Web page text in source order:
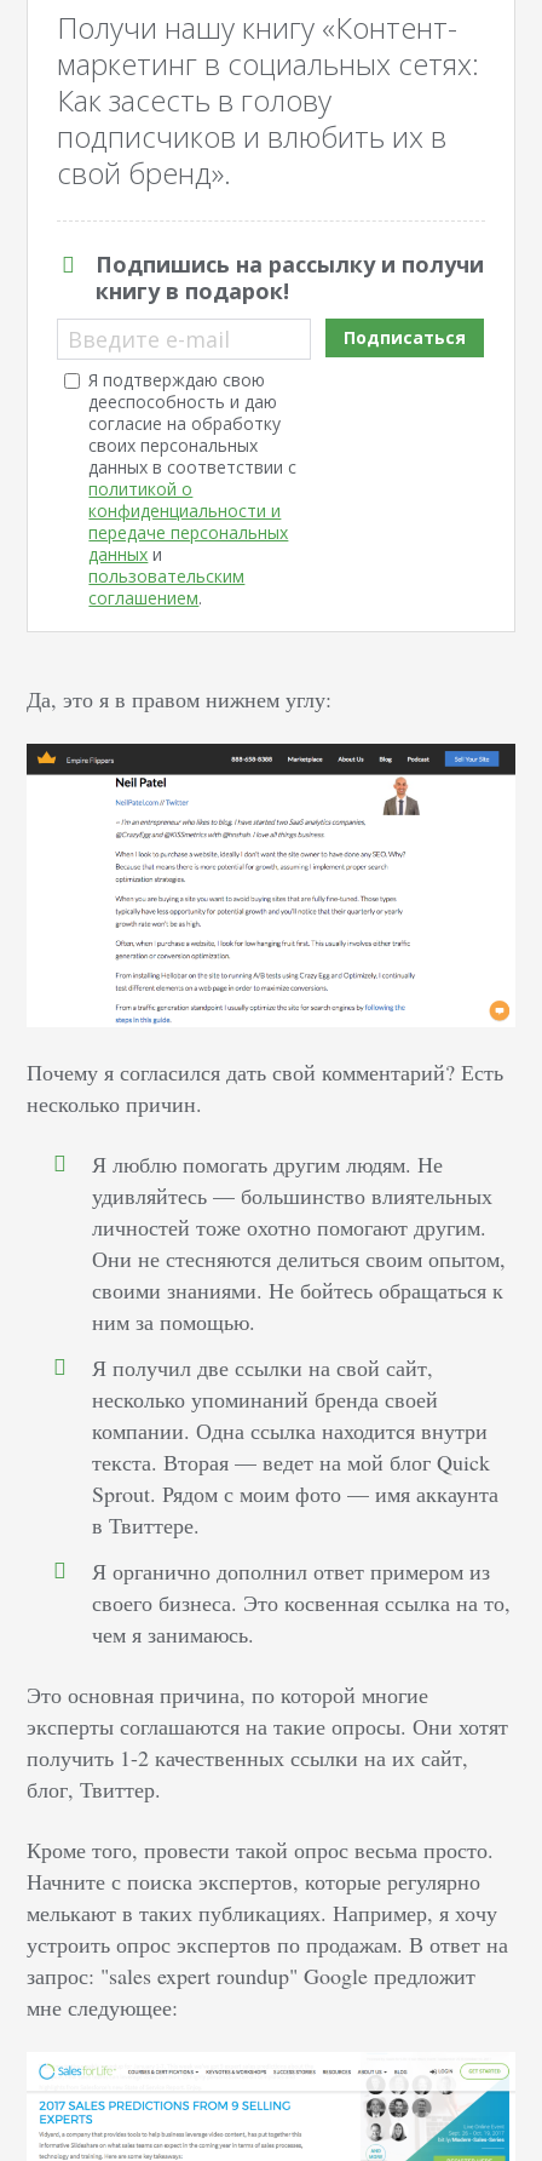
Получи нашу книгу «Контент-
маркетинг в социальных сетях:
Как засесть в голову
подписчиков и влюбить их в
свой бренд».
Подпишись на рассылку и получи
книгу в подарок!
Введите e-mail
Я подтверждаю свою
дееспособность и даю
согласие на обработку
своих персональных
данных в соответствии с
политикой о
конфиденциальности и
передаче персональных
данных и
пользовательским
соглашением.
Подписаться
Да, это я в правом нижнем углу:
Почему я согласился дать свой комментарий? Есть
несколько причин.
Я люблю помогать другим людям. Не
удивляйтесь — большинство влиятельных
личностей тоже охотно помогают другим.
Они не стесняются делиться своим опытом,
своими знаниями. Не бойтесь обращаться к
ним за помощью.
Я получил две ссылки на свой сайт,
несколько упоминаний бренда своей
компании. Одна ссылка находится внутри
текста. Вторая — ведет на мой блог Quick
Sprout. Рядом с моим фото — имя аккаунта
в Твиттере.
Я органично дополнил ответ примером из
своего бизнеса. Это косвенная ссылка на то,
чем я занимаюсь.
Это основная причина, по которой многие
эксперты соглашаются на такие опросы. Они хотят
получить 1-2 качественных ссылки на их сайт,
блог, Твиттер.
Кроме того, провести такой опрос весьма просто.
Начните с поиска экспертов, которые регулярно
мелькают в таких публикациях. Например, я хочу
устроить опрос экспертов по продажам. В ответ на
запрос: "sales expert roundup" Google предложит
мне следующее: